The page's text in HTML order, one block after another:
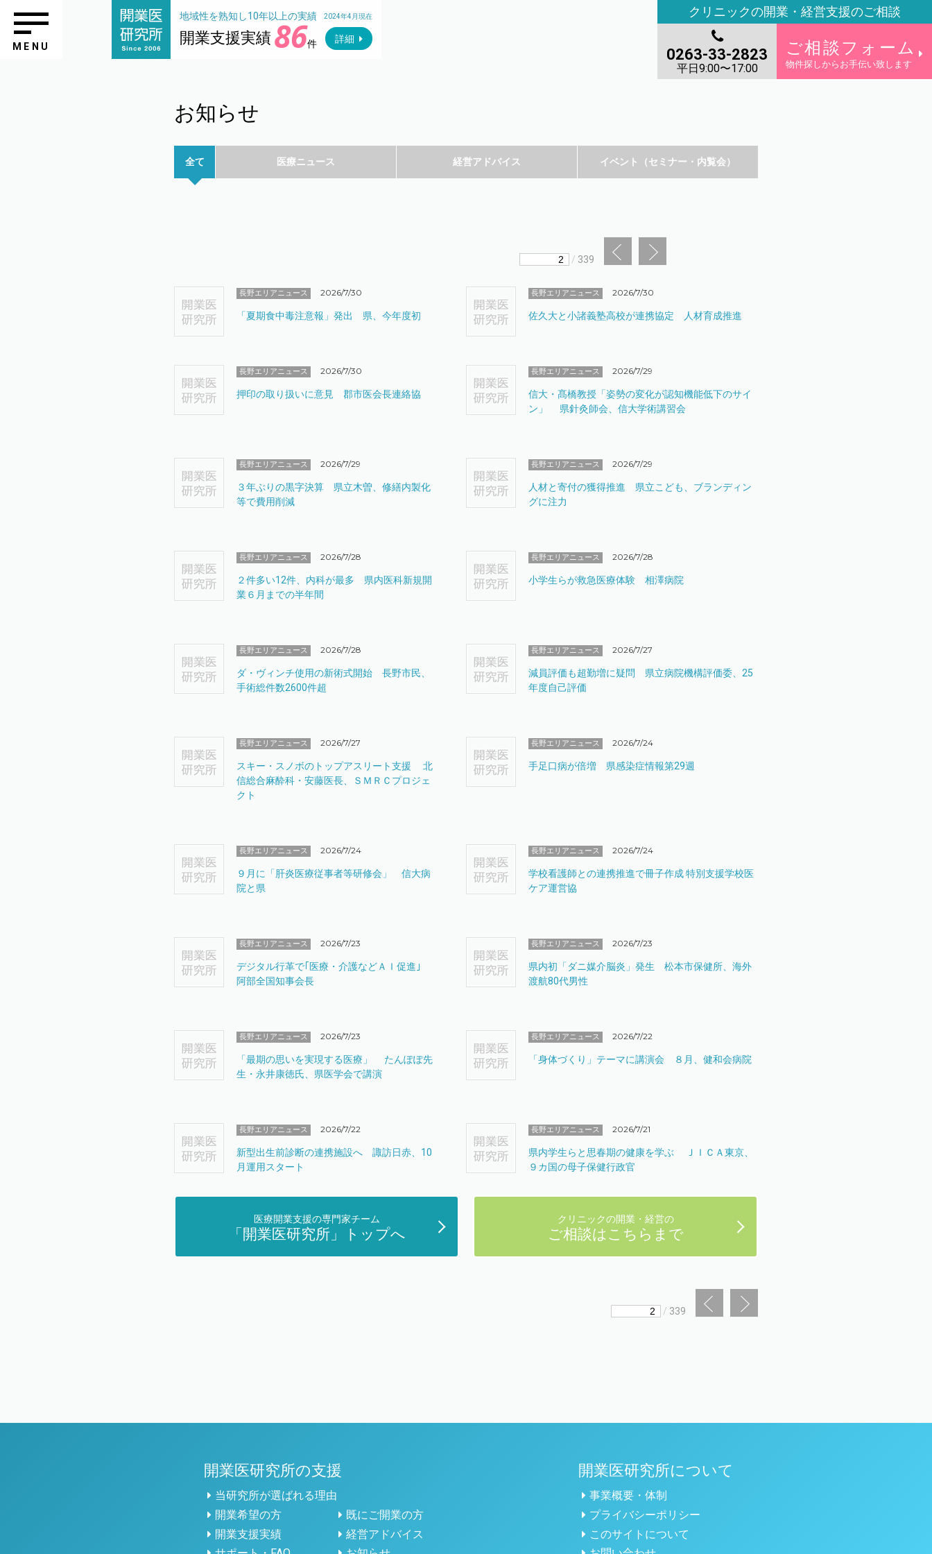
地域性を熟知し10年以上の実績
開業支援実績 86件
2024年4月現在
詳細
クリニックの開業・経営支援のご相談
0263-33-2823
平日9:00〜17:00
ご相談フォーム
物件探しからお手伝い致します
MENU
お知らせ
全て 医療ニュース 経営アドバイス イベント（セミナー・内覧会）
/ 339
長野エリアニュース 2026/7/30
「夏期食中毒注意報」発出 県、今年度初
長野エリアニュース 2026/7/30
佐久大と小諸義塾高校が連携協定 人材育成推進
長野エリアニュース 2026/7/30
押印の取り扱いに意見 郡市医会長連絡協
長野エリアニュース 2026/7/29
信大・髙橋教授「姿勢の変化が認知機能低下のサイ
ン」 県針灸師会、信大学術講習会
長野エリアニュース 2026/7/29
３年ぶりの黒字決算 県立木曽、修繕内製化
等で費用削減
長野エリアニュース 2026/7/29
人材と寄付の獲得推進 県立こども、ブランディン
グに注力
長野エリアニュース 2026/7/28
２件多い12件、内科が最多 県内医科新規開
業６月までの半年間
長野エリアニュース 2026/7/28
小学生らが救急医療体験 相澤病院
長野エリアニュース 2026/7/28
ダ・ヴィンチ使用の新術式開始 長野市民、
手術総件数2600件超
長野エリアニュース 2026/7/27
減員評価も超勤増に疑問 県立病院機構評価委、25
年度自己評価
長野エリアニュース 2026/7/27
スキー・スノボのトップアスリート支援 北
信総合麻酔科・安藤医長、ＳＭＲＣプロジェ
クト
長野エリアニュース 2026/7/24
手足口病が倍増 県感染症情報第29週
長野エリアニュース 2026/7/24
９月に「肝炎医療従事者等研修会」 信大病
院と県
長野エリアニュース 2026/7/24
学校看護師との連携推進で冊子作成 特別支援学校医
ケア運営協
長野エリアニュース 2026/7/23
デジタル行革で｢医療・介護などＡＩ促進｣
阿部全国知事会長
長野エリアニュース 2026/7/23
県内初「ダニ媒介脳炎」発生 松本市保健所、海外
渡航80代男性
長野エリアニュース 2026/7/23
「最期の思いを実現する医療」 たんぽぽ先
生・永井康徳氏、県医学会で講演
長野エリアニュース 2026/7/22
「身体づくり」テーマに講演会 ８月、健和会病院
長野エリアニュース 2026/7/22
新型出生前診断の連携施設へ 諏訪日赤、10
月運用スタート
長野エリアニュース 2026/7/21
県内学生らと思春期の健康を学ぶ ＪＩＣＡ東京、
９カ国の母子保健行政官
医療開業支援の専門家チーム
「開業医研究所」トップへ
クリニックの開業・経営の
ご相談はこちらまで
/ 339
開業医研究所の支援
当研究所が選ばれる理由
開業希望の方
既にご開業の方
開業支援実績
経営アドバイス
開業医研究所について
事業概要・体制
プライバシーポリシー
このサイトについて